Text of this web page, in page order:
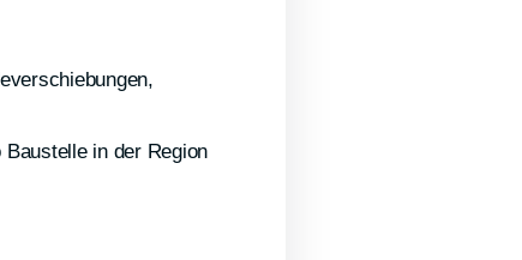
in der Region